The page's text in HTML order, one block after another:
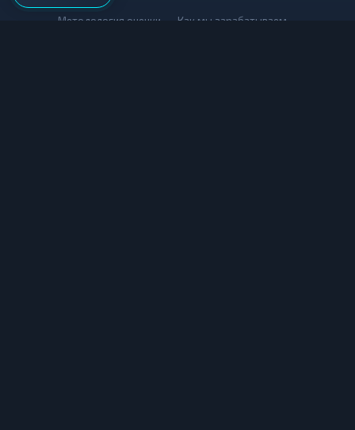
Методология оценки Как мы зарабатываем